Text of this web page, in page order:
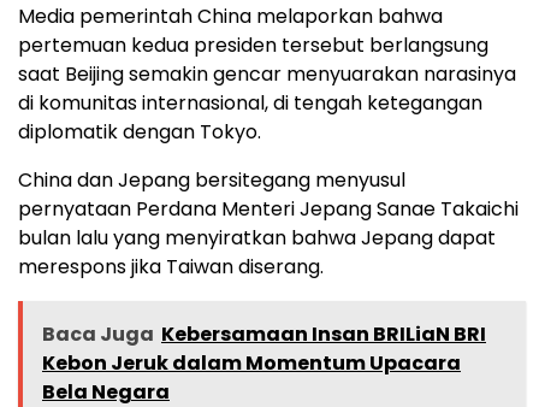
Media pemerintah China melaporkan bahwa
pertemuan kedua presiden tersebut berlangsung
saat Beijing semakin gencar menyuarakan narasinya
di komunitas internasional, di tengah ketegangan
diplomatik dengan Tokyo.
China dan Jepang bersitegang menyusul
pernyataan Perdana Menteri Jepang Sanae Takaichi
bulan lalu yang menyiratkan bahwa Jepang dapat
merespons jika Taiwan diserang.
Baca Juga Kebersamaan Insan BRILiaN BRI
Kebon Jeruk dalam Momentum Upacara
Bela Negara